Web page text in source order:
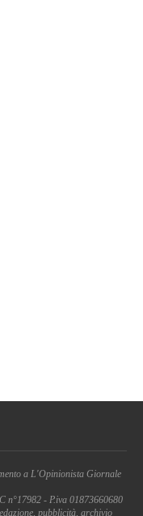
a L'Opinionista Giornale
n°17982 - P.iva 01873660680
pubblicità, archivio